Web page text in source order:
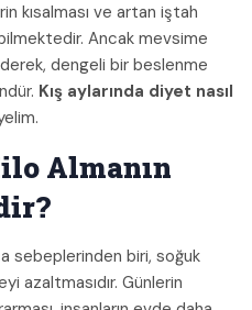
kısalması ve artan iştah
Ancak mevsime
dengeli bir beslenme
Kış aylarında diyet nasıl
Almanın
sebeplerinden biri, soğuk
azaltmasıdır. Günlerin